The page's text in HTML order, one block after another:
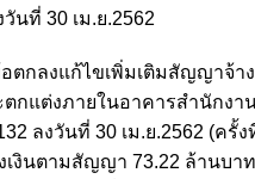
นที่ 30 เม.ย.2562
ตกลงแก้ไขเพิ่มเติมสัญญาจ้า
ตกแต่งภายในอาคารสำนักงา
ลงวันที่ 30 เม.ย.2562 (ครั้
เงินตามสัญญา 73.22 ล้านบา